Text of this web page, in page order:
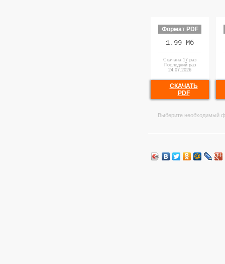
Формат PDF
1.99 Мб
Скачана 17 раз
Последний раз
24.07.2026
СКАЧАТЬ
PDF
Выберите необходимый